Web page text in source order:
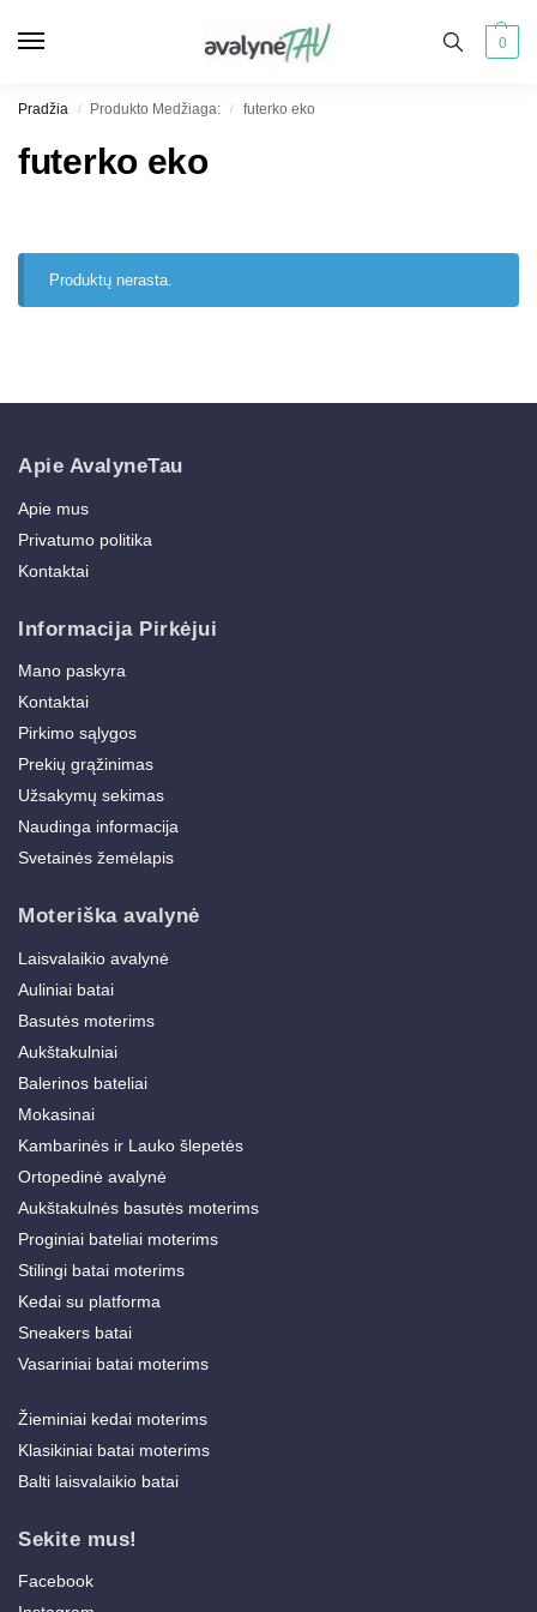
0
Pradžia / Produkto Medžiaga: / futerko eko
futerko eko
Produktų nerasta.
Apie AvalyneTau
Apie mus
Privatumo politika
Kontaktai
Informacija Pirkėjui
Mano paskyra
Kontaktai
Pirkimo sąlygos
Prekių grąžinimas
Užsakymų sekimas
Naudinga informacija
Svetainės žemėlapis
Moteriška avalynė
Laisvalaikio avalynė
Auliniai batai
Basutės moterims
Aukštakulniai
Balerinos bateliai
Mokasinai
Kambarinės ir Lauko šlepetės
Ortopedinė avalynė
Aukštakulnės basutės moterims
Proginiai bateliai moterims
Stilingi batai moterims
Kedai su platforma
Sneakers batai
Vasariniai batai moterims
Žieminiai kedai moterims
Klasikiniai batai moterims
Balti laisvalaikio batai
Sekite mus!
Facebook